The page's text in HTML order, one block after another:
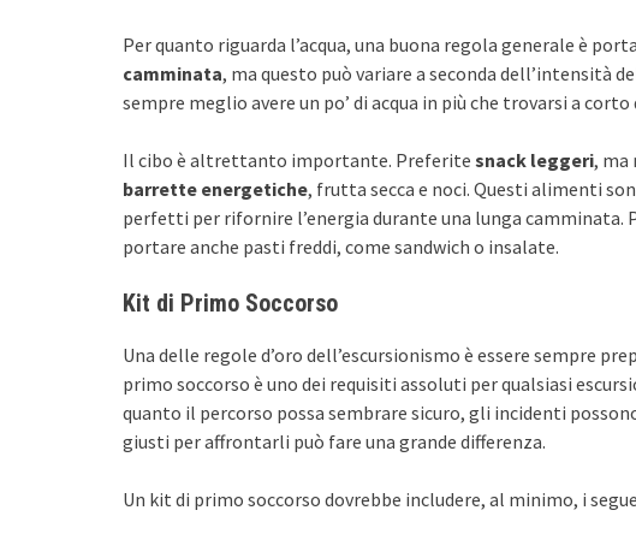
Per quanto riguarda l’acqua, una buona regola generale è
camminata, ma questo può variare a seconda dell’intensità
sempre meglio avere un po’ di acqua in più che trovarsi a
Il cibo è altrettanto importante. Preferite snack leggeri, ma
barrette energetiche, frutta secca e noci. Questi alimenti
perfetti per rifornire l’energia durante una lunga camminata.
portare anche pasti freddi, come sandwich o insalate.
Kit di Primo Soccorso
Una delle regole d’oro dell’escursionismo è essere sempre
primo soccorso è uno dei requisiti assoluti per qualsiasi
quanto il percorso possa sembrare sicuro, gli incidenti
giusti per affrontarli può fare una grande differenza.
Un kit di primo soccorso dovrebbe includere, al minimo, i